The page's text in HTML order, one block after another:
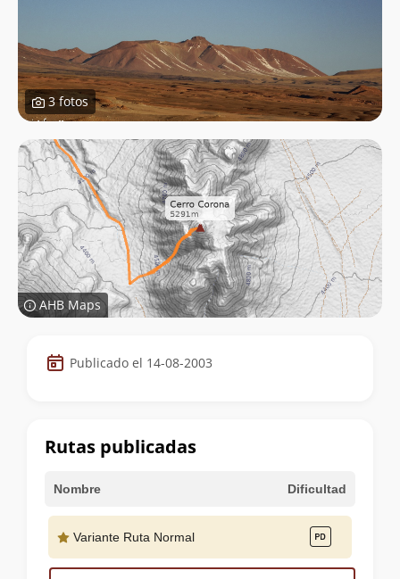
3 fotos
AHB Maps
Datos
de
cumbre
Publicado el 14-08-2003
Rutas publicadas
Nombre Dificultad
Variante Ruta Normal